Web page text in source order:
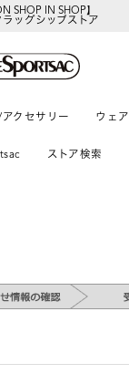
SHOP IN SHOP】
ッグシップストア
クセサリー ウェア
ストア検索